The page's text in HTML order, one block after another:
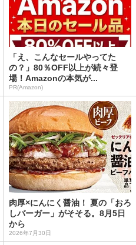
「え、こんなセールやってた
の？」80％OFF以上が続々登
場！Amazonの本気が...
PR(Amazon)
肉厚×にんにく醤油！ 夏の「おろ
しバーガー」がそそる。8月5日
から
2026年7月30日